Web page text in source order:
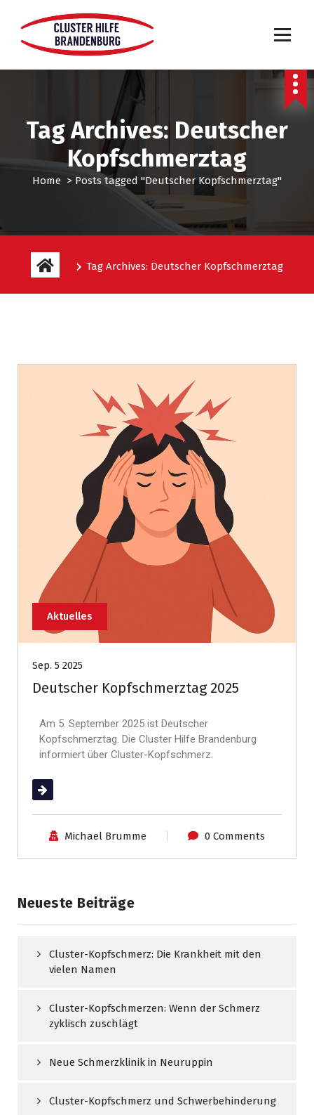
Tag Archives: Deutscher
Kopfschmerztag
Home > Posts tagged "Deutscher Kopfschmerztag"
Tag Archives: Deutscher Kopfschmerztag
Aktuelles
Sep. 5 2025
Deutscher Kopfschmerztag 2025
Am 5. September 2025 ist Deutscher
Kopfschmerztag. Die Cluster Hilfe Brandenburg
informiert über Cluster-Kopfschmerz.
(mehr …)
Michael Brumme 0 Comments
Neueste Beiträge
Cluster-Kopfschmerz: Die Krankheit mit den
vielen Namen
Cluster-Kopfschmerzen: Wenn der Schmerz
zyklisch zuschlägt
Neue Schmerzklinik in Neuruppin
Cluster-Kopfschmerz und Schwerbehinderung